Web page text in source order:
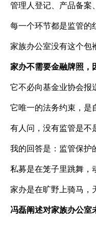
管理人登记、产品备案
每一个环节都是监管的
家族办公室没有这个包
家办不需要金融牌照，
它不必向基金业协会报
它唯一的法务约束，是
有人问，没有监管是不
我的回答是：监管保护
私募是在笼子里跳舞，
家办是在旷野上骑马，
冯磊阐述对家族办公室